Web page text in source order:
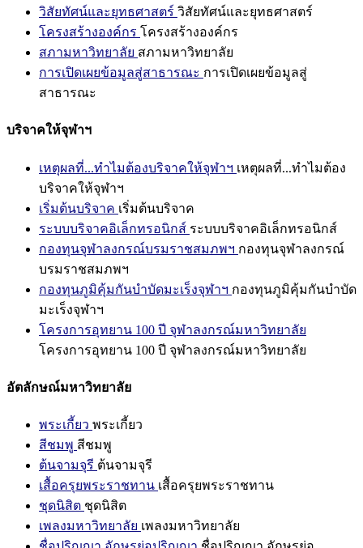
วิสัยทัศน์และยุทธศาสตร์ วิสัยทัศน์และยุทธศาสตร์
โครงสร้างองค์กร โครงสร้างองค์กร
สภามหาวิทยาลัย สภามหาวิทยาลัย
การเปิดเผยข้อมูลสู่สาธารณะ การเปิดเผยข้อมูลสู่
สาธารณะ
บริจาคให้จุฬาฯ
เหตุผลที่...ทำไมต้องบริจาคให้จุฬาฯ เหตุผลที่...ทำไมต้อง
บริจาคให้จุฬาฯ
เริ่มต้นบริจาค เริ่มต้นบริจาค
ระบบบริจาคอิเล็กทรอนิกส์ ระบบบริจาคอิเล็กทรอนิกส์
กองทุนจุฬาลงกรณ์บรมราชสมภพฯ กองทุนจุฬาลงกรณ์
บรมราชสมภพฯ
กองทุนภูมิคุ้มกันบำบัดมะเร็งจุฬาฯ กองทุนภูมิคุ้มกันบำบัด
มะเร็งจุฬาฯ
โครงการอุทยาน 100 ปี จุฬาลงกรณ์มหาวิทยาลัย
โครงการอุทยาน 100 ปี จุฬาลงกรณ์มหาวิทยาลัย
อัตลักษณ์มหาวิทยาลัย
พระเกี้ยว พระเกี้ยว
สีชมพู สีชมพู
ต้นจามจุรี ต้นจามจุรี
เสื้อครุยพระราชทาน เสื้อครุยพระราชทาน
ชุดนิสิต ชุดนิสิต
เพลงมหาวิทยาลัย เพลงมหาวิทยาลัย